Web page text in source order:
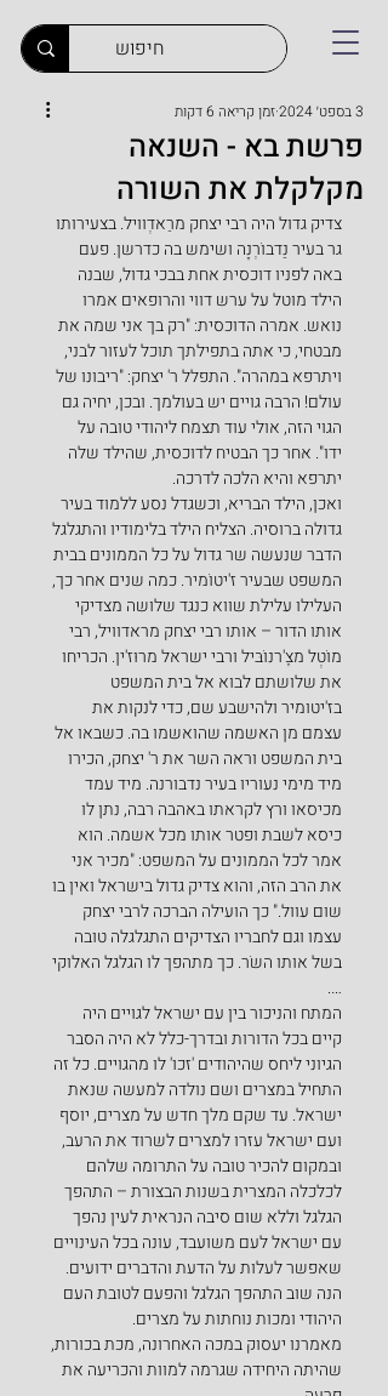
פרשת בא - השנאה
מקלקלת את השורה
3 בספט׳ 2024 זמן קריאה 6 דקות
צדיק גדול היה רבי יצחק מרַאדְוויל. בצעירותו
גר בעיר נַדבוֹרְנָה ושימש בה כדרשן. פעם
באה לפניו דוכסית אחת בבכי גדול, שבנה
הילד מוטל על ערש דווי והרופאים אמרו
נואש. אמרה הדוכסית: "רק בך אני שמה את
מבטחי, כי אתה בתפילתך תוכל לעזור לבני,
ויתרפא במהרה". התפלל ר' יצחק: "ריבונו של
עולם! הרבה גויים יש בעולמך. ובכן, יחיה גם
הגוי הזה, אולי עוד תצמח ליהודי טובה על
ידו". אחר כך הבטיח לדוכסית, שהילד שלה
יתרפא והיא הלכה לדרכה.
ואכן, הילד הבריא, וכשגדל נסע ללמוד בעיר
גדולה ברוסיה. הצליח הילד בלימודיו והתגלגל
הדבר שנעשה שר גדול על כל הממונים בבית
המשפט שבעיר ז'יטוֹמיר. כמה שנים אחר כך,
העלילו עלילת שווא כנגד שלושה מצדיקי
אותו הדור – אותו רבי יצחק מראדוויל, רבי
מוֹטְל מצֶ'רנוֹבּיל ורבי ישראל מרוּז'ין. הכריחו
את שלושתם לבוא אל בית המשפט
בז'יטומיר ולהישבע שם, כדי לנקות את
עצמם מן האשמה שהואשמו בה. כשבאו אל
בית המשפט וראה השר את ר' יצחק, הכירו
מיד מימי נעוריו בעיר נדבורנה. מיד עמד
מכיסאו ורץ לקראתו באהבה רבה, נתן לו
כיסא לשבת ופטר אותו מכל אשמה. הוא
אמר לכל הממונים על המשפט: "מכיר אני
את הרב הזה, והוא צדיק גדול בישראל ואין בו
שום עוול." כך הועילה הברכה לרבי יצחק
עצמו וגם לחבריו הצדיקים התגלגלה טובה
בשל אותו השׂר. כך מתהפך לו הגלגל האלוקי
….
המתח והניכור בין עם ישראל לגויים היה
קיים בכל הדורות ובדרך-כלל לא היה הסבר
הגיוני ליחס שהיהודים 'זכו' לו מהגויים. כל זה
התחיל במצרים ושם נולדה למעשה שנאת
ישראל. עד שקם מלך חדש על מצרים, יוסף
ועם ישראל עזרו למצרים לשרוד את הרעב,
ובמקום להכיר טובה על התרומה שלהם
לכלכלה המצרית בשנות הבצורת – התהפך
הגלגל וללא שום סיבה הנראית לעין נהפך
עם ישראל לעם משועבד, עונה בכל העינויים
שאפשר לעלות על הדעת והדברים ידועים.
הנה שוב התהפך הגלגל והפעם לטובת העם
היהודי ומכות נוחתות על מצרים.
מאמרנו יעסוק במכה האחרונה, מכת בכורות,
שהיתה היחידה שגרמה למוות והכריעה את